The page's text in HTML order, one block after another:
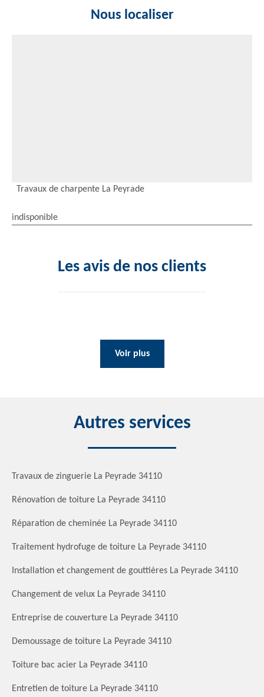
Nous localiser
Travaux de charpente La Peyrade
indisponible
Les avis de nos clients
Voir plus
Autres services
Travaux de zinguerie La Peyrade 34110
Rénovation de toiture La Peyrade 34110
Réparation de cheminée La Peyrade 34110
Traitement hydrofuge de toiture La Peyrade 34110
Installation et changement de gouttières La Peyrade 34110
Changement de velux La Peyrade 34110
Entreprise de couverture La Peyrade 34110
Demoussage de toiture La Peyrade 34110
Toiture bac acier La Peyrade 34110
Entretien de toiture La Peyrade 34110